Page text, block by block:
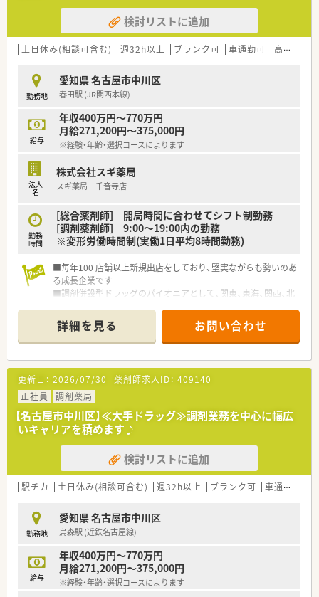
■在宅医療にも積極的取り組んでおり「訪問調剤特化型店舗」を
50店舗以上、無菌調剤室は業界最多の51店舗設置しています
■「プラチナくるみん認定企業」「健康経営優良法人2023（大規模
法人部門）認定」等を取得し一人ひとりが働きやすい環境が整備
■充実した研修制度、人事制度、評価制度、キャリア支援制度等
があるのも特徴です
検討リストに追加
土日休み(相談可含む) 週32h以上 ブランク可 車通勤可 高給与(600万円以上)
勤務地
愛知県 名古屋市中川区
春田駅 (JR関西本線)
給与
年収400万円～770万円
月給271,200円～375,000円
※経験・年齢・選択コースによります
法人
名
株式会社スギ薬局
スギ薬局 千音寺店
勤務
時間
[総合薬剤師] 開局時間に合わせてシフト制勤務
[調剤薬剤師] 9:00～19:00内の勤務
※変形労働時間制(実働1日平均8時間勤務)
■毎年100 店舗以上新規出店をしており、堅実ながらも勢いのあ
る成長企業です
■調剤併設型ドラッグのパイオニアとして、関東、東海、関西、北
■研修制度は様々なプランがあり、集合研修だけでなく任意で受
講可能な研修も幅広く用意されています
■店舗で活躍する従業員、社外で活躍する従業員、将来経営幹部
となる従業員など、薬剤師として様々な活躍ができるフィールド
を用意されています
■総合薬剤師・調剤薬剤師（土日休み・19時までの勤務）どちらか
の働き方を選択できます
■調剤併設型だけでなく「医療モール・クリニック併設店舗」「敷
地内薬局」「訪問調剤特化型店舗」など様々な店舗を運営してい
ます
■在宅医療にも積極的取り組んでおり「訪問調剤特化型店舗」を
50店舗以上、無菌調剤室は業界最多の51店舗設置しています
■「プラチナくるみん認定企業」「健康経営優良法人2023（大規模
法人部門）認定」等を取得し一人ひとりが働きやすい環境が整備
■充実した研修制度、人事制度、評価制度、キャリア支援制度等
があるのも特徴です
詳細を見る お問い合わせ
更新日： 2026/07/30 薬剤師求人ID： 409140
正社員
調剤薬局
【名古屋市中川区】≪大手ドラッグ≫調剤業務を中心に幅広
いキャリアを積めます♪
検討リストに追加
駅チカ 土日休み(相談可含む) 週32h以上 ブランク可 車通勤可
勤務地
愛知県 名古屋市中川区
烏森駅 (近鉄名古屋線)
給与
年収400万円～770万円
月給271,200円～375,000円
※経験・年齢・選択コースによります